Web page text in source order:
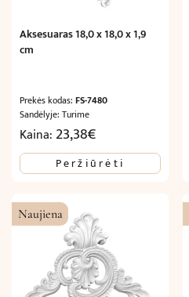
Aksesuaras 18,0 x 18,0 x 1,9
cm
Prekės kodas: FS-7480
Sandėlyje: Turime
Kaina: 23,38€
Peržiūrėti
Naujiena